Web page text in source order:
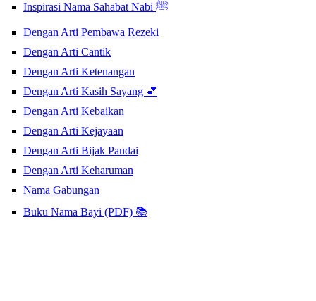
Inspirasi Nama Sahabat Nabi ﷺ
Dengan Arti Pembawa Rezeki
Dengan Arti Cantik
Dengan Arti Ketenangan
Dengan Arti Kasih Sayang 💕
Dengan Arti Kebaikan
Dengan Arti Kejayaan
Dengan Arti Bijak Pandai
Dengan Arti Keharuman
Nama Gabungan
Buku Nama Bayi (PDF) 📚